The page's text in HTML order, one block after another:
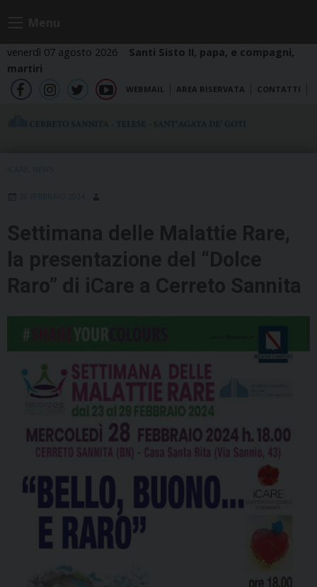
venerdì 07 agosto 2026
Santi Sisto II, papa, e compagni,
martiri
fb yt
WEBMAIL AREA RISERVATA CONTATTI